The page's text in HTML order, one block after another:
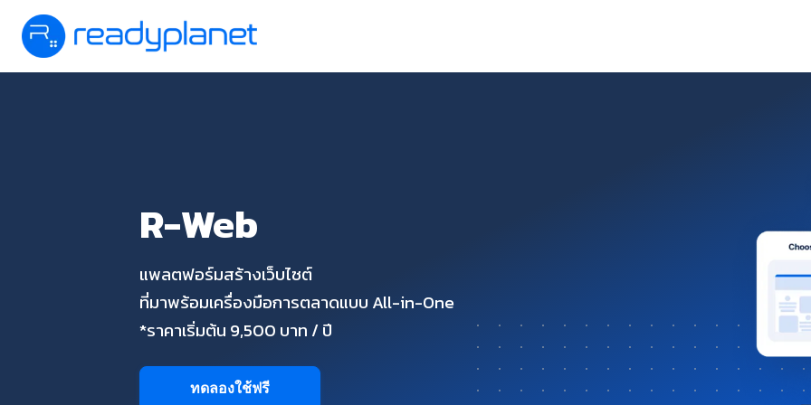
R-Web
แพลตฟอร์มสร้างเว็บไซต์
ที่มาพร้อมเครื่องมือการตลาดแบบ All-in-One
*ราคาเริ่มต้น 9,500 บาท / ปี
ทดลองใช้ฟรี